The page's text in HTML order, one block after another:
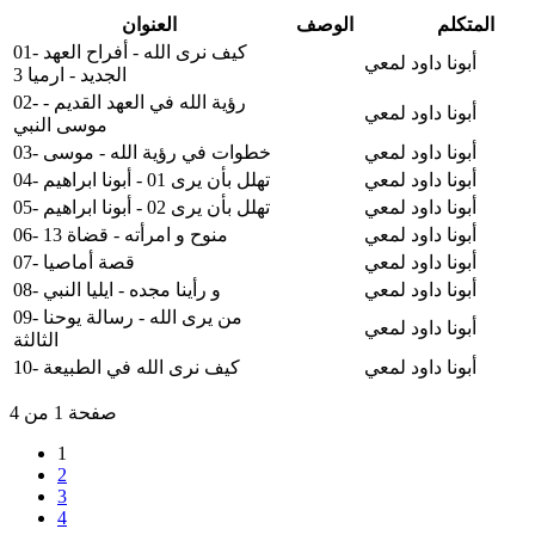
العنوان الوصف
المتكلم
01- كيف نرى الله - أفراح العهد
الجديد - ارميا 3
أبونا داود لمعي
02- رؤية الله في العهد القديم -
موسى النبي
أبونا داود لمعي
03- خطوات في رؤية الله - موسى
أبونا داود لمعي
04- تهلل بأن يرى 01 - أبونا ابراهيم
أبونا داود لمعي
05- تهلل بأن يرى 02 - أبونا ابراهيم
أبونا داود لمعي
06- منوح و امرأته - قضاة 13
أبونا داود لمعي
07- قصة أماصيا
أبونا داود لمعي
08- و رأينا مجده - ايليا النبي
أبونا داود لمعي
09- من يرى الله - رسالة يوحنا
الثالثة
أبونا داود لمعي
10- كيف نرى الله في الطبيعة
أبونا داود لمعي
صفحة 1 من 4
1
2
3
4